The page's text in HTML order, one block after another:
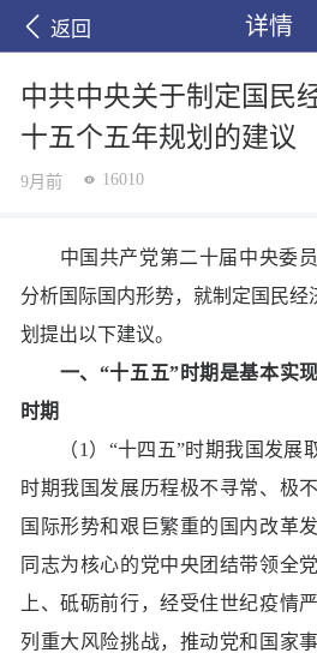
返回 详情
中共中央关于制定国民
十五个五年规划的建议
9月前 16010
中国共产党第二十届中央委员
分析国际国内形势，就制定国民经
划提出以下建议。
一、“十五五”时期是基本实
时期
（1）“十四五”时期我国发展
时期我国发展历程极不寻常、极
国际形势和艰巨繁重的国内改革
同志为核心的党中央团结带领全
上、砥砺前行，经受住世纪疫情
列重大风险挑战，推动党和国家